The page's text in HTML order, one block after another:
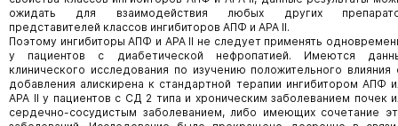
ожидать для взаимодействия любых других
представителей классов ингибиторов АПФ и АРА II.
Поэтому ингибиторы АПФ и АРА II не следует применять
у пациентов с диабетической нефропатией. Имеются
клинического исследования по изучению положительного влияния
добавления алискирена к стандартной терапии ингибитором АПФ
АРА II у пациентов с СД 2 типа и хроническим заболеванием почек
сердечно-сосудистым заболеванием, либо имеющих сочетание